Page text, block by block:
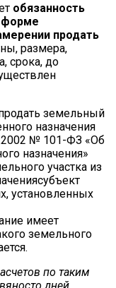
обязанность
форме
продать
размера,
срока, до
по таким